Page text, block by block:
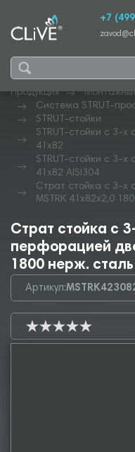
+7
Продукция
Система STRUT-
STRUT-стойки
STRUT-стойки с 3-
41х82
STRUT-стойки с 3-
41х82 AISI304
Страт стойка с 3-х
MSTRK 41х82х2,0
Страт стойка с
перфорацией
1800 нерж. сталь
Артикул: